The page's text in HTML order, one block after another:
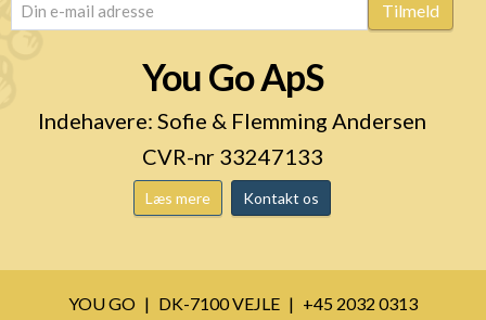
Tilmeld
You Go ApS
Indehavere: Sofie & Flemming Andersen
CVR-nr 33247133
Læs mere Kontakt os
YOU GO DK-7100 VEJLE
+45 2032 0313